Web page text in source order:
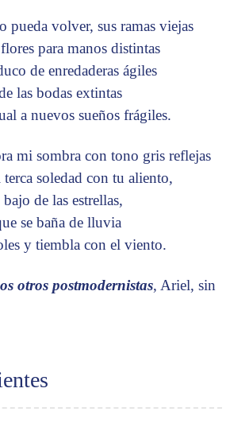
pueda volver, sus ramas viejas
para manos distintas
de enredaderas ágiles
las bodas extintas
a nuevos sueños frágiles.
mi sombra con tono gris reflejas
soledad con tu aliento,
de las estrellas,
se baña de lluvia
y tiembla con el viento.
otros postmodernistas, Ariel, sin